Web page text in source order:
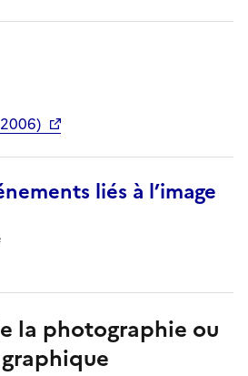
liés à l’image
la photographie ou